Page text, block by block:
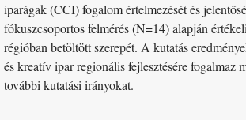
iparágak (CCI) fogalom értelmezését és
fókuszcsoportos felmérés (N=14) alapján
régióban betöltött szerepét. A kutatás
és kreatív ipar regionális fejlesztésére fogalmaz
további kutatási irányokat.